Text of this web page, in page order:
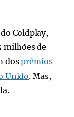
Coldplay,
milhões de
dos prêmios
Unido. Mas,